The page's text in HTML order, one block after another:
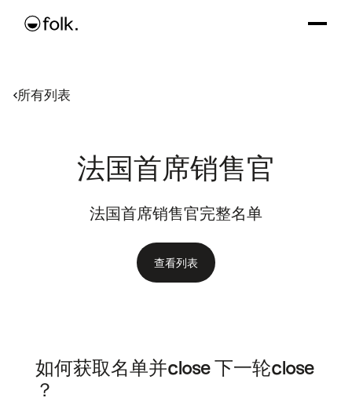
所有列表
法国首席销售官
法国首席销售官完整名单
查看列表
如何获取名单并close 下一轮close
？